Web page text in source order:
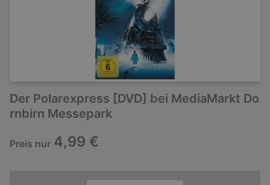
Der Polarexpress [DVD] bei MediaMarkt Do
rnbirn Messepark
Preis nur 4,99 €